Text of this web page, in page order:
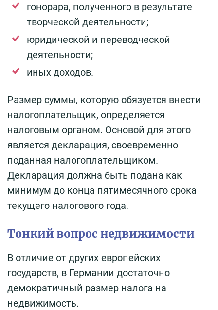
гонорара, полученного в результате
творческой деятельности;
юридической и переводческой
деятельности;
иных доходов.
Размер суммы, которую обязуется внести
налогоплательщик, определяется
налоговым органом. Основой для этого
является декларация, своевременно
поданная налогоплательщиком.
Декларация должна быть подана как
минимум до конца пятимесячного срока
текущего налогового года.
Тонкий вопрос недвижимости
В отличие от других европейских
государств, в Германии достаточно
демократичный размер налога на
недвижимость.